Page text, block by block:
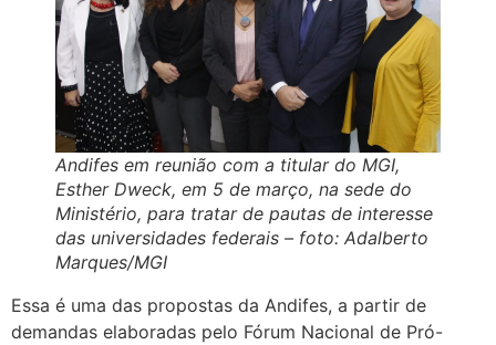
Andifes em reunião com a titular do MGI,
Esther Dweck, em 5 de março, na sede do
Ministério, para tratar de pautas de interesse
das universidades federais – foto: Adalberto
Marques/MGI
Essa é uma das propostas da Andifes, a partir de
demandas elaboradas pelo Fórum Nacional de Pró-